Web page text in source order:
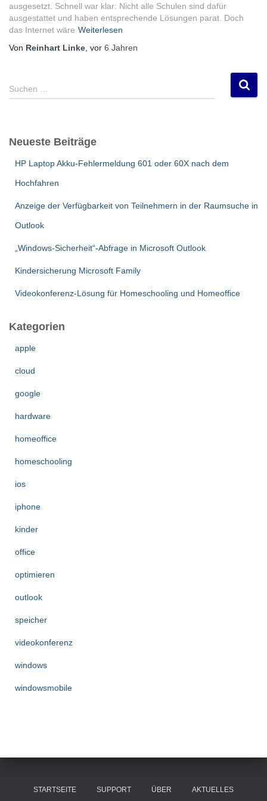
ausgesetzt. Schnell war klar: Nicht alle Schulen sind dafür
ausgestattet und haben entsprechende Lösungen parat. Doch
das Internet wäre Weiterlesen
Von Reinhart Linke , vor 6 Jahren
n
Suchen …
Neueste Beiträge
HP Laptop Akku-Fehlermeldung 601 oder 60X nach dem
Hochfahren
Anzeige der Verfügbarkeit von Teilnehmern in der Raumsuche in
Outlook
„Windows-Sicherheit“-Abfrage in Microsoft Outlook
Kindersicherung Microsoft Family
Videokonferenz-Lösung für Homeschooling und Homeoffice
Kategorien
apple
cloud
google
hardware
homeoffice
homeschooling
ios
iphone
kinder
office
optimieren
outlook
speicher
videokonferenz
windows
windowsmobile
STARTSEITE SUPPORT ÜBER AKTUELLES